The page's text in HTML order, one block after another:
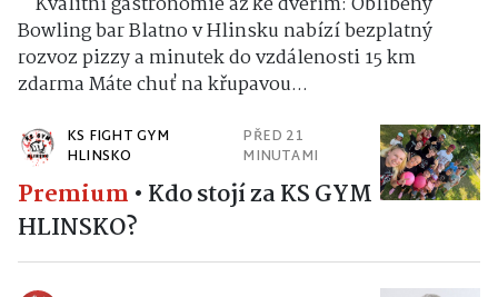
Bowling bar Blatno v Hlinsku nabízí bezplatný
rozvoz pizzy a minutek do vzdálenosti 15 km
zdarma Máte chuť na křupavou...
KS FIGHT GYM
HLINSKO
PŘED 21
MINUTAMI
Premium • Kdo stojí za KS GYM
HLINSKO?